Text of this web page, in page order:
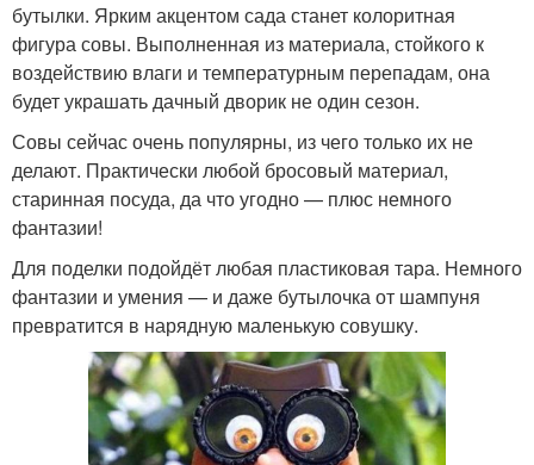
бутылки. Ярким акцентом сада станет колоритная
фигура совы. Выполненная из материала, стойкого к
воздействию влаги и температурным перепадам, она
будет украшать дачный дворик не один сезон.
Совы сейчас очень популярны, из чего только их не
делают. Практически любой бросовый материал,
старинная посуда, да что угодно — плюс немного
фантазии!
Для поделки подойдёт любая пластиковая тара. Немного
фантазии и умения — и даже бутылочка от шампуня
превратится в нарядную маленькую совушку.